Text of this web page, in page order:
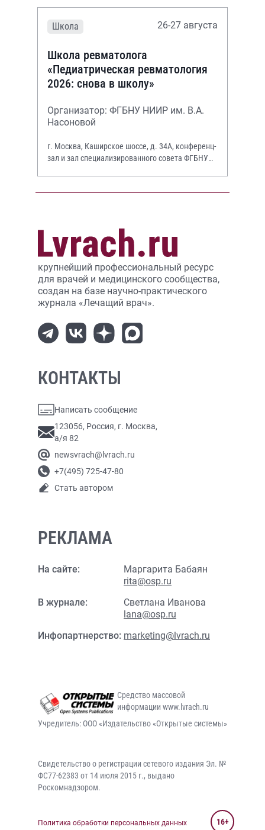
Школа 26-27 августа
Школа ревматолога
«Педиатрическая ревматология
2026: снова в школу»
Организатор: ФГБНУ НИИР им. В.А.
Насоновой
г. Москва, Каширское шоссе, д. 34А, конференц-
зал и зал специализированного совета ФГБНУ
крупнейший профессиональный ресурс
для врачей и медицинского сообщества,
создан на базе научно-практического
журнала «Лечащий врач».
КОНТАКТЫ
Написать сообщение
123056, Россия, г. Москва,
а/я 82
newsvrach@lvrach.ru
+7(495) 725-47-80
Стать автором
РЕКЛАМА
На сайте:
Маргарита Бабаян
rita@osp.ru
В журнале:
Светлана Иванова
lana@osp.ru
Инфопартнерство: marketing@lvrach.ru
Средство массовой
информации www.lvrach.ru
Учредитель: ООО «Издательство «Открытые системы»
Свидетельство о регистрации сетевого издания Эл. №
ФС77-62383 от 14 июля 2015 г., выдано
Роскомнадзором.
Политика обработки персональных данных 16+